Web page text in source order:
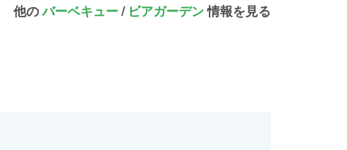
他のバーベキュー/ ビアガーデン情報を見る